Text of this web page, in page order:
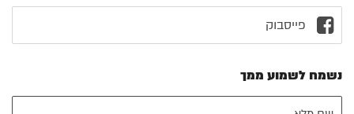
פייסבוק
נשמח לשמוע ממך